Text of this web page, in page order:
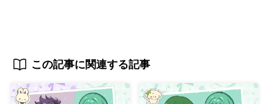
この記事に関連する記事